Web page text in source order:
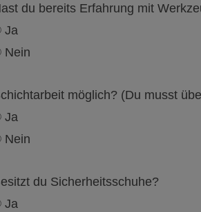
du bereits Erfahrung mit
Ja
Nein
möglich? (Du musst
Ja
Nein
du Sicherheitsschuhe?
Ja